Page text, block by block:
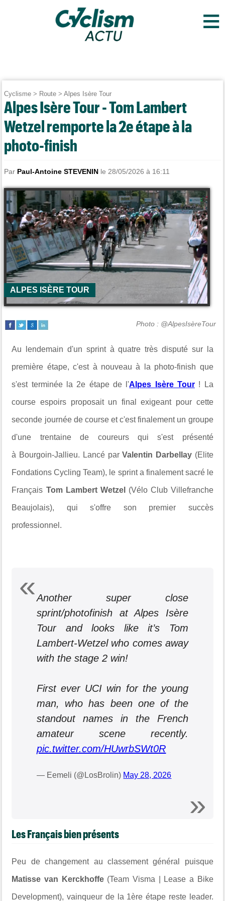
≡
Cyclisme > Route >Alpes Isère Tour
Alpes Isère Tour - Tom Lambert
Wetzel remporte la 2e étape à la
photo-finish
Par Paul-Antoine STEVENIN le 28/05/2026 à 16:11
ALPES ISÈRE TOUR
Photo : @AlpesIsèreTour
Au lendemain d'un sprint à quatre très disputé sur la
première étape, c'est à nouveau à la photo-finish que
s'est terminée la 2e étape de l'Alpes Isère Tour! La
course espoirs proposait un final exigeant pour cette
seconde journée de course et c'est finalement un groupe
d'une trentaine de coureurs qui s'est présenté
à Bourgoin-Jallieu. Lancé parValentin Darbellay (Elite
Fondations Cycling Team), le sprint a finalement sacré le
Français Tom Lambert Wetzel (Vélo Club Villefranche
Beaujolais), qui s'offre son premier succès
professionnel.
Another super close
sprint/photofinish at Alpes Isère
Tour and looks like it’s Tom
Lambert-Wetzel who comes away
with the stage 2 win!
First ever UCI win for the young
man, who has been one of the
standout names in the French
amateur scene recently.
pic.twitter.com/HUwrbSWt0R
— Eemeli (@LosBrolin) May 28, 2026
Les Français bien présents
Peu de changement au classement général puisque
Matisse van Kerckhoffe (Team Visma | Lease a Bike
Development), vainqueur de la 1ère étape reste leader.